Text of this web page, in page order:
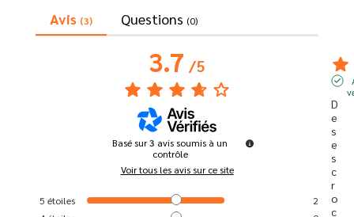
Avis (3) Questions (0)
3.7/5
Basé sur3 avis soumis à un
contrôle
Voir tous les avis sur ce site
5 étoiles
2
D
e
s
e
s
c
r
o
c